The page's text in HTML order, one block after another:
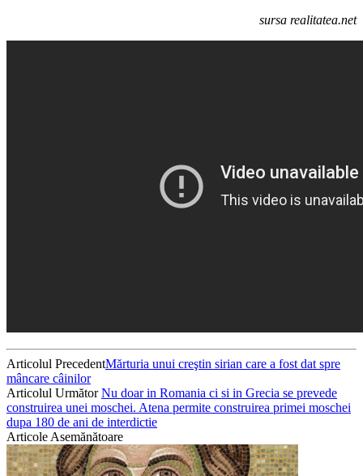
sursa realitatea.net
Articolul PrecedentMărturia unui creştin sirian care a fost dat spre
mâncare câinilor
Articolul UrmătorNu doar in Romania ci si in Grecia se prevede
construirea unei moschei. Atena permite construirea primei moschei
dupa 180 de ani de interdictie
Articole Asemănătoare